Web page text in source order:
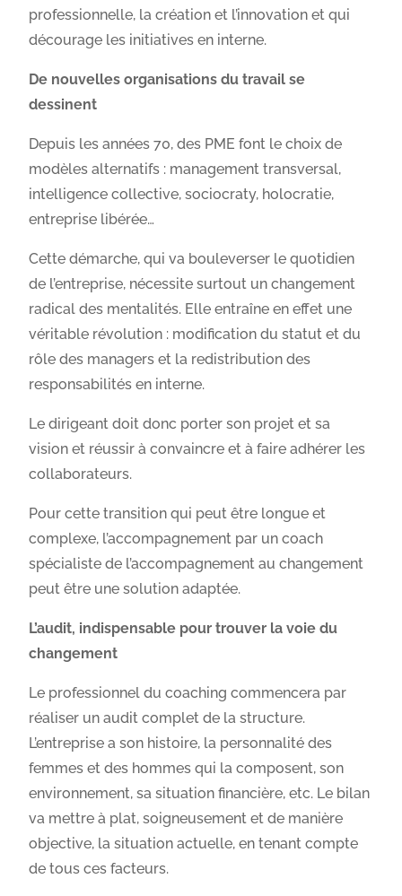
professionnelle, la création et l’innovation et qui
décourage les initiatives en interne.
De nouvelles organisations du travail se
dessinent
Depuis les années 70, des PME font le choix de
modèles alternatifs : management transversal,
intelligence collective, sociocraty, holocratie,
entreprise libérée…
Cette démarche, qui va bouleverser le quotidien
de l’entreprise, nécessite surtout un changement
radical des mentalités. Elle entraîne en effet une
véritable révolution : modification du statut et du
rôle des managers et la redistribution des
responsabilités en interne.
Le dirigeant doit donc porter son projet et sa
vision et réussir à convaincre et à faire adhérer les
collaborateurs.
Pour cette transition qui peut être longue et
complexe, l’accompagnement par un coach
spécialiste de l’accompagnement au changement
peut être une solution adaptée.
L’audit, indispensable pour trouver la voie du
changement
Le professionnel du coaching commencera par
réaliser un audit complet de la structure.
L’entreprise a son histoire, la personnalité des
femmes et des hommes qui la composent, son
environnement, sa situation financière, etc. Le bilan
va mettre à plat, soigneusement et de manière
objective, la situation actuelle, en tenant compte
de tous ces facteurs.